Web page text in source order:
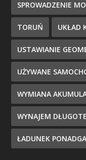
SPROWADZENIE
TORUŃ UKŁAD
USTAWIANIE
UŻYWANE
WYMIANA
WYNAJEM
ŁADUNEK